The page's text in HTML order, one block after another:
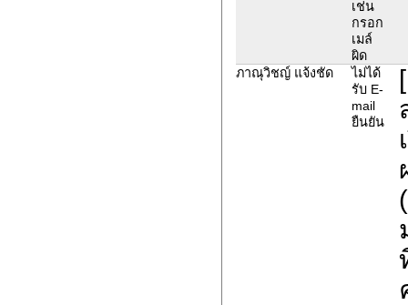
เช่น
กรอก
เมล์
ผิด
ภาณุวิชญ์ แจ้งชัด
ไม่ได้
รับ E-
mail
ยืนยัน